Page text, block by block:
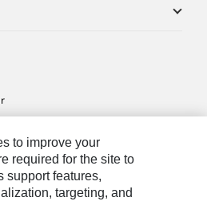
to improve your
required for the site to
support features,
targeting, and